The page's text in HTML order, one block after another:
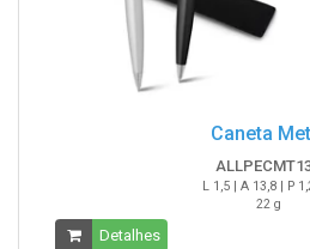
Caneta
L 1,5 | A 13,8 | P
22 g
Detalhes